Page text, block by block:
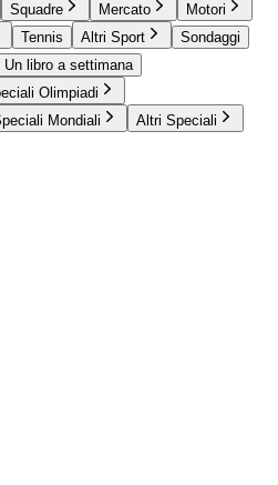
Squadre Mercato
Motori
Tennis Altri Sport
Sondaggi
Un libro a settimana
Olimpiadi
Mondiali Altri Speciali